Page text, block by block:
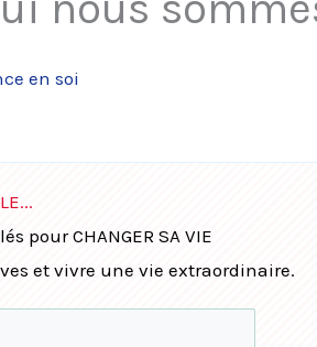
en soi
pour CHANGER SA VIE
et vivre une vie extraordinaire.